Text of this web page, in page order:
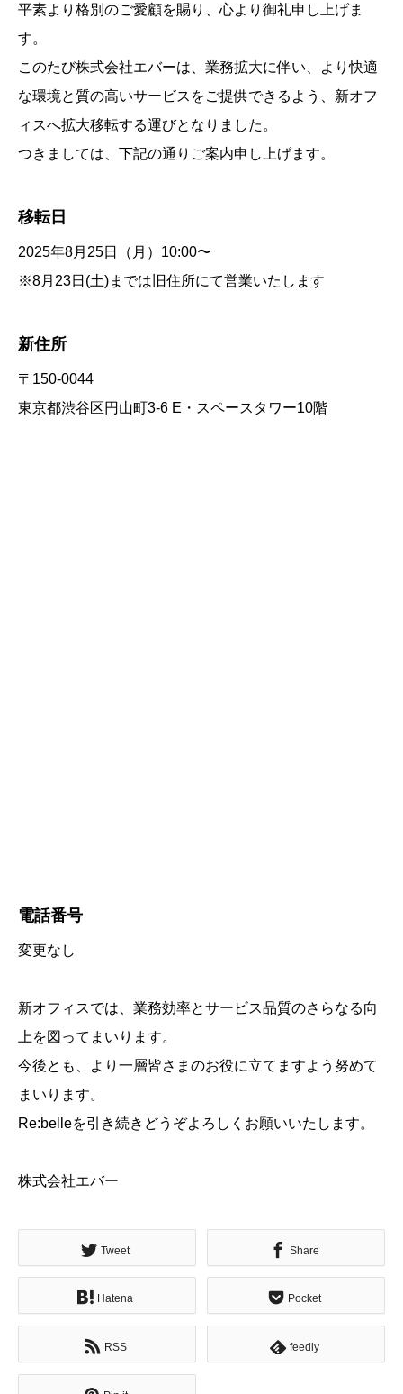
平素より格別のご愛顧を賜り、心より御礼申し上げま
す。
このたび株式会社エバーは、業務拡大に伴い、より快適
な環境と質の高いサービスをご提供できるよう、新オフ
ィスへ拡大移転する運びとなりました。
つきましては、下記の通りご案内申し上げます。
移転日
2025年8月25日（月）10:00〜
※8月23日(土)までは旧住所にて営業いたします
新住所
〒150-0044
東京都渋谷区円山町3-6 E・スペースタワー10階
電話番号
変更なし
新オフィスでは、業務効率とサービス品質のさらなる向
上を図ってまいります。
今後とも、より一層皆さまのお役に立てますよう努めて
まいります。
Re:belleを引き続きどうぞよろしくお願いいたします。
株式会社エバー
Tweet Share
Hatena Pocket
RSS feedly